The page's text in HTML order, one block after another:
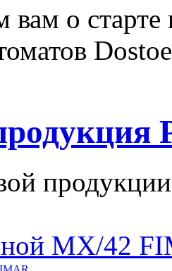
о старте
MX/42